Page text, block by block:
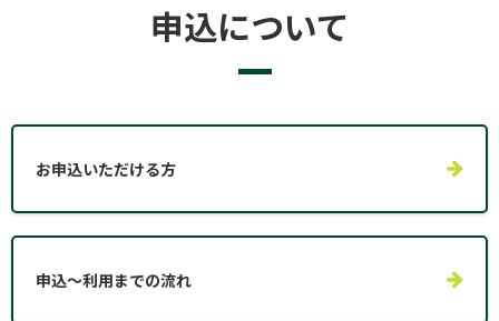
申込について
お申込いただける方
申込～利用までの流れ